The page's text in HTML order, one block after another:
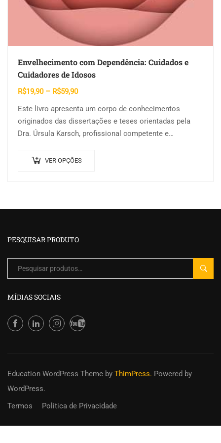
Envelhecimento com Dependência: Cuidados e
Cuidadores de Idosos
R$19,90 – R$59,90Faixa
R$19,90
através
Este livro apresenta um corpo de conhecimentos
originados das dissertações e teses orientadas pela
Dra. Úrsula Karsch, profissional competente e
inquisitiva, dedicada, exigente,…
VER OPÇÕES
na
PESQUISAR PRODUTO
Pesquisar
MÍDIAS SOCIAIS
Education WordPress Theme by ThimPress. Powered by
WordPress.
Termos
Politica de Privacidade